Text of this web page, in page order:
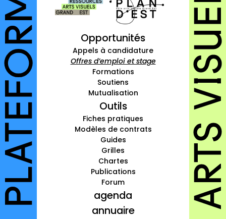
à propos
contact
Connexion
Inscription
Opportunités
Appels à candidature
Offres d’emploi et stage
Formations
Soutiens
Mutualisation
Outils
Fiches pratiques
Modèles de contrats
Guides
Grilles
Chartes
Publications
Forum
agenda
annuaire